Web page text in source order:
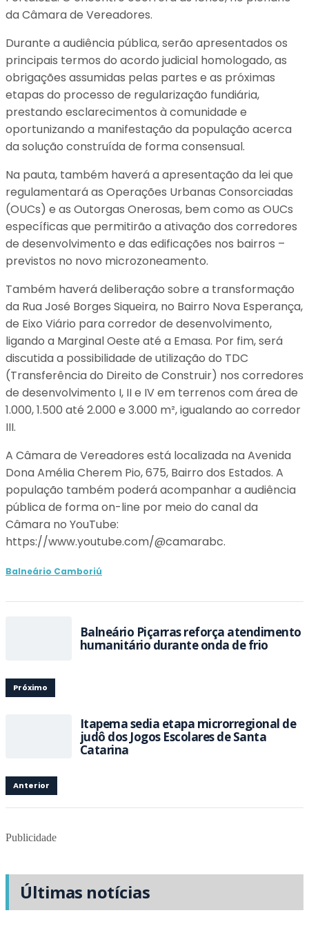
da Câmara de Vereadores.
Durante a audiência pública, serão apresentados os
principais termos do acordo judicial homologado, as
obrigações assumidas pelas partes e as próximas
etapas do processo de regularização fundiária,
prestando esclarecimentos à comunidade e
oportunizando a manifestação da população acerca
da solução construída de forma consensual.
Na pauta, também haverá a apresentação da lei que
regulamentará as Operações Urbanas Consorciadas
(OUCs) e as Outorgas Onerosas, bem como as OUCs
específicas que permitirão a ativação dos corredores
de desenvolvimento e das edificações nos bairros –
previstos no novo microzoneamento.
Também haverá deliberação sobre a transformação
da Rua José Borges Siqueira, no Bairro Nova Esperança,
de Eixo Viário para corredor de desenvolvimento,
ligando a Marginal Oeste até a Emasa. Por fim, será
discutida a possibilidade de utilização do TDC
(Transferência do Direito de Construir) nos corredores
de desenvolvimento I, II e IV em terrenos com área de
1.000, 1.500 até 2.000 e 3.000 m², igualando ao corredor
III.
A Câmara de Vereadores está localizada na Avenida
Dona Amélia Cherem Pio, 675, Bairro dos Estados. A
população também poderá acompanhar a audiência
pública de forma on-line por meio do canal da
Câmara no YouTube:
https://www.youtube.com/@camarabc.
Balneário Camboriú
Balneário Piçarras reforça atendimento
humanitário durante onda de frio
Próximo
Itapema sedia etapa microrregional de
judô dos Jogos Escolares de Santa
Catarina
Anterior
Publicidade
Últimas notícias